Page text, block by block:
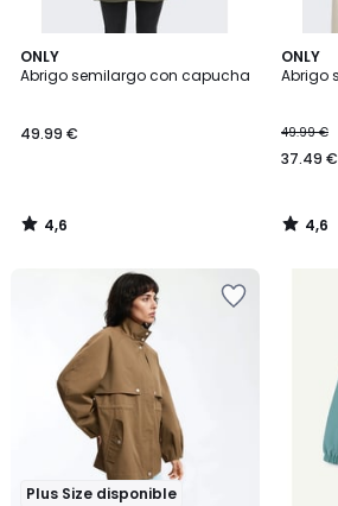
ONLY
Abrigo semilargo con capucha
49.99 €
4,6
/ 5
4,6
/
ONLY
Abrigo
49.99 €
37.49 €
4,6
/ 5
2
4,6
/
Plus Size disponible